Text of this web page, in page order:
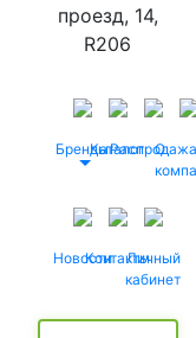
проезд, 14,
R206
БрендыКаталог
Распродажа
О
НовостиКонтактыЛичный
кабинет